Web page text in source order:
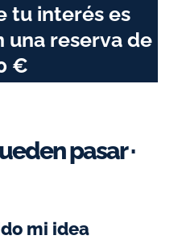
tu interés es
una reserva de
€
pasar ·
mi idea